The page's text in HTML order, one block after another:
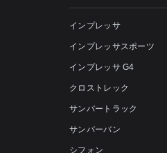
インプレッサ
インプレッサスポーツ
インプレッサ G4
クロストレック
サンバートラック
サンバーバン
シフォン